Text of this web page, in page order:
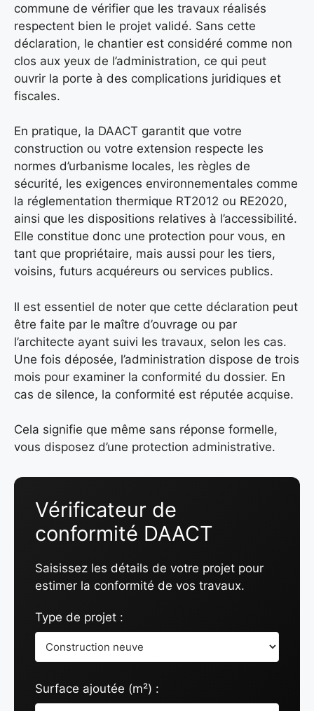
commune de vérifier que les travaux réalisés
respectent bien le projet validé. Sans cette
déclaration, le chantier est considéré comme non
clos aux yeux de l’administration, ce qui peut
ouvrir la porte à des complications juridiques et
fiscales.
En pratique, la DAACT garantit que votre
construction ou votre extension respecte les
normes d’urbanisme locales, les règles de
sécurité, les exigences environnementales comme
la réglementation thermique RT2012 ou RE2020,
ainsi que les dispositions relatives à l’accessibilité.
Elle constitue donc une protection pour vous, en
tant que propriétaire, mais aussi pour les tiers,
voisins, futurs acquéreurs ou services publics.
Il est essentiel de noter que cette déclaration peut
être faite par le maître d’ouvrage ou par
l’architecte ayant suivi les travaux, selon les cas.
Une fois déposée, l’administration dispose de trois
mois pour examiner la conformité du dossier. En
cas de silence, la conformité est réputée acquise.
Cela signifie que même sans réponse formelle,
vous disposez d’une protection administrative.
Vérificateur de
conformité DAACT
Saisissez les détails de votre projet pour
estimer la conformité de vos travaux.
Type de projet :
Surface ajoutée (m²) :